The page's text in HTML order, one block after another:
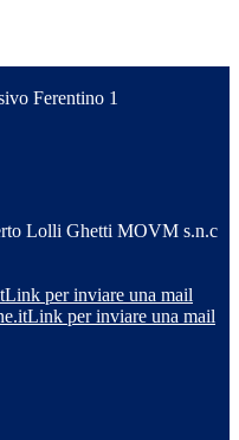
Ferentino 1
Lolli Ghetti MOVM s.n.c
Link per inviare una mail
Link per inviare una mail